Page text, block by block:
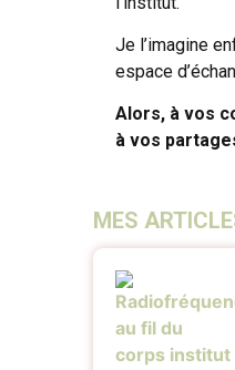
Je l’imagine
espace
Alors, à vos
à vos
MES